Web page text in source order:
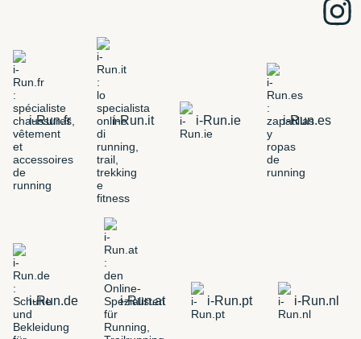
i-Run.fr i-Run.it i-Run.ie i-Run.es
i-Run.de i-Run.at i-Run.pt i-Run.nl